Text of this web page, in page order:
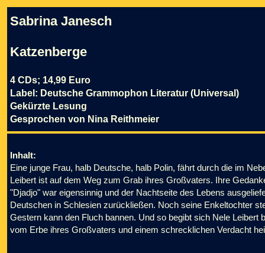
Sabrina Janesch
Katzenberge
4 CDs; 14,99 Euro
Label: Deutsche Grammophon Literatur (Universal)
Gekürzte Lesung
Gesprochen von Nina Reithmeier
Inhalt:
Eine junge Frau, halb Deutsche, halb Polin, fährt durch die im
Leibert ist auf dem Weg zum Grab ihres Großvaters. Ihre
"Djadjo" war eigensinnig und der Nachtseite des Lebens
Deutschen in Schlesien zurückließen. Noch seine Enkeltochter
Gestern kann den Fluch bannen. Und so begibt sich Nele
vom Erbe ihres Großvaters und einem schrecklichen Verdacht